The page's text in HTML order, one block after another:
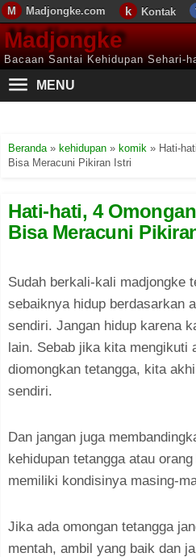
Madjongke.com Kontak
Madjongke
Bacaan Santai Kehidupan Sehari-
MENU
Beranda» kehidupan » komik » Hati-
Bisa Meracuni Pikiran Istri
Hati-hati, 4
Bisa Meracuni
Sudah berkali-kali madjongke
sebaiknya hidup berdasarkan
sendiri. Jangan hidup karena
lain. Sebab jika kita mengikuti
diomongkan tetangga, kita
sendiri.
Dan jangan juga
kehidupan tetangga atau
memiliki kondisinya masing-
Jika ada omongan tetangga
mentah, ambil yang baik dan